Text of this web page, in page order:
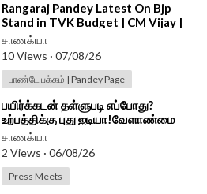
⁣Rangaraj Pandey Latest On Bjp
Stand in TVK Budget | CM Vijay |
Nainar Nagenthran | Vinoth |
Wilson
சாணக்யா
10 Views · 07/08/26
பாண்டே பக்கம் | Pandey Page
⁣பயிர்க்கடன் தள்ளுபடி எப்போது?
உற்பத்திக்கு புது ஐடியா!வேளாண்மை
உற்பத்தி ஆணையர் அதிரடி | TVK Govt
சாணக்யா
2 Views · 06/08/26
Press Meets